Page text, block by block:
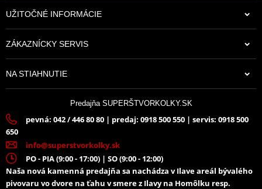
UŽITOČNÉ INFORMÁCIE
ZÁKAZNÍCKY SERVIS
NA STIAHNUTIE
Predajňa SUPERŠTVORKOLKY.SK
pevná: 042 / 446 80 80 | predaj: 0918 500 550 | servis: 0918 500
650
info@superstvorkolky.sk
PO - PIA (9:00 - 17:00) | SO (9:00 - 12:00)
Naša nová kamenná predajňa sa nachádza v Ilave areál bývalého
pivovaru vo dvore na ťahu v smere z Ilavy na Homôlku resp.